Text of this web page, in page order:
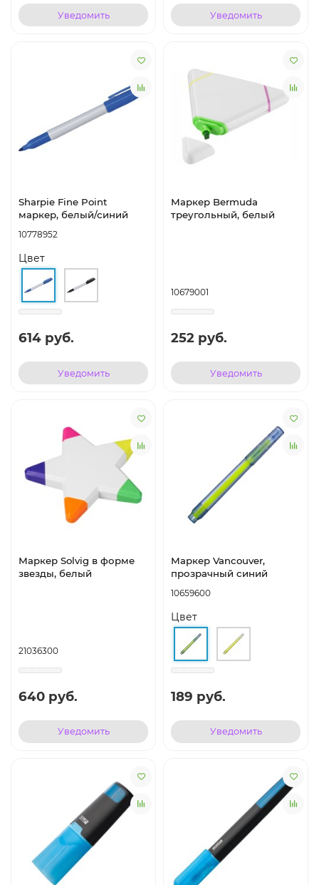
Уведомить Уведомить
Sharpie Fine Point
маркер, белый/синий
10778952
Цвет
614 руб.
Уведомить
Маркер Bermuda
треугольный, белый
10679001
252 руб.
Уведомить
Маркер Solvig в форме
звезды, белый
21036300
640 руб.
Уведомить
Маркер Vancouver,
прозрачный синий
10659600
Цвет
189 руб.
Уведомить